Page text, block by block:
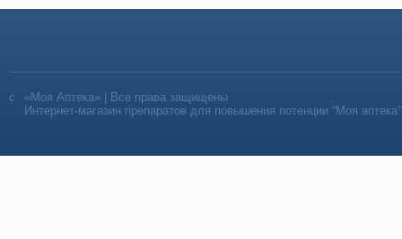
«Моя Аптека» | Все права защищены
Интернет-магазин препаратов для повышения потенции “Моя